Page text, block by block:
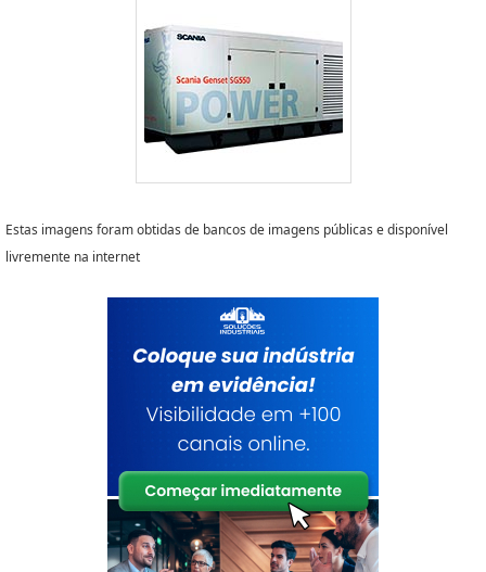
Estas imagens foram obtidas de bancos de imagens públicas e disponível
livremente na internet